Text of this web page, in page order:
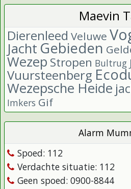
Maevin
Dierenleed Veluwe
Jacht Gebieden
Wezep Stropen Bultrug
Vuursteenberg
Wezepsche Heide
Imkers Gif
Alarm
Spoed: 112
Verdachte situatie: 112
Geen spoed: 0900-8844